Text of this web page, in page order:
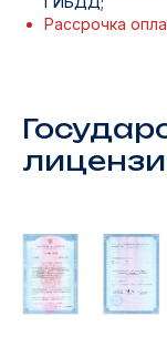
Рассрочка